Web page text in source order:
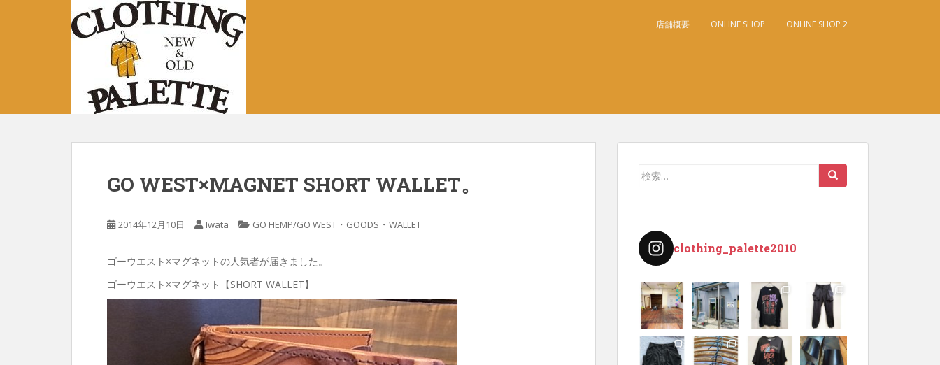
店舗概要 ONLINE SHOP ONLINE SHOP 2
GO WEST×MAGNET SHORT WALLET。
2014年12月10日 Iwata GO HEMP/GO WEST ・ GOODS ・ WALLET
ゴーウエスト×マグネットの人気者が届きました。
ゴーウエスト×マグネット【SHORT WALLET】
検
clothing_palette2010